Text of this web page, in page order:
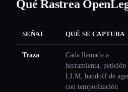
Qué Rastrea
SEÑAL QUÉ SE CAPTURA
Traza
Cada llamada a
herramienta, petición
LLM, handoff de
con temporización